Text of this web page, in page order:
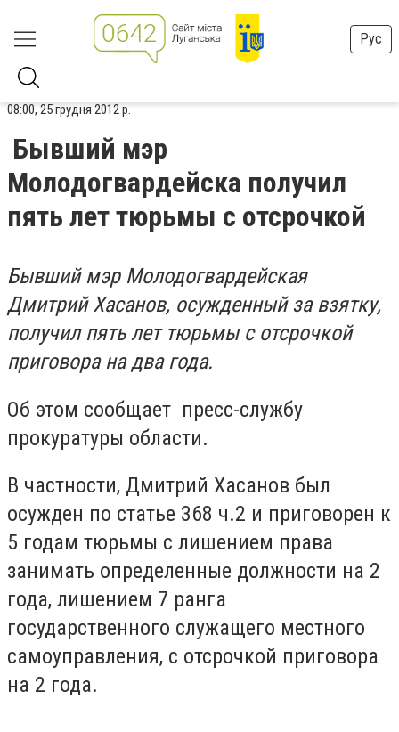
Рус
08:00, 25 грудня 2012 р.
Бывший мэр
Молодогвардейска получил
пять лет тюрьмы с отсрочкой
Бывший мэр Молодогвардейская
Дмитрий Хасанов, осужденный за взятку,
получил пять лет тюрьмы с отсрочкой
приговора на два года.
Об этом сообщает пресс-службу
прокуратуры области.
В частности, Дмитрий Хасанов был
осужден по статье 368 ч.2 и приговорен к
5 годам тюрьмы с лишением права
занимать определенные должности на 2
года, лишением 7 ранга
государственного служащего местного
самоуправления, с отсрочкой приговора
на 2 года.